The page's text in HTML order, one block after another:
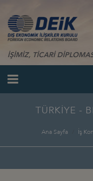
İŞİMİZ, TİCARİ
TÜRKİYE -
Ana Sayfa İş